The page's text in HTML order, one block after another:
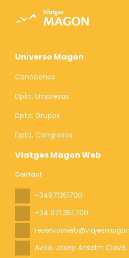
Viatges Magon Web
Contact
+34971351700
+34 971 351 700
Avda. Josep Anselm Clavé,
Universo Magon
Conócenos
Dpto. Empresas
Dpto. Grupos
Dpto. Congresos